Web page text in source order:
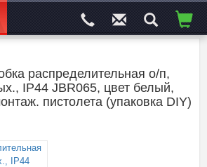
распределительная о/п,
IP44 JBR065, цвет белый,
пистолета (упаковка DIY)